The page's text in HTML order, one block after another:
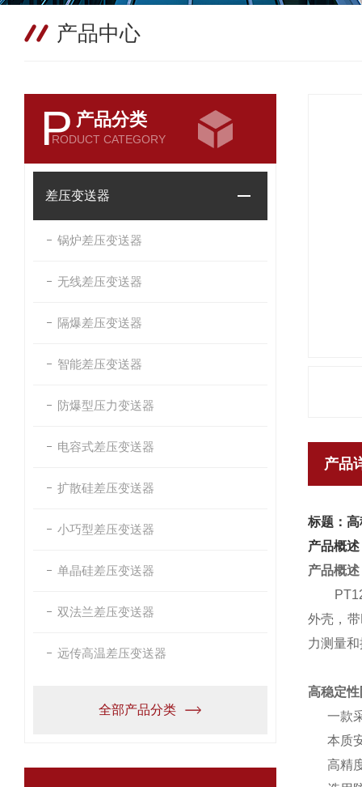
产品中心
P 产品分类
RODUCT CATEGORY
差压变送器
锅炉差压变送器
无线差压变送器
隔爆差压变送器
智能差压变送器
防爆型压力变送器
电容式差压变送器
扩散硅差压变送器
小巧型差压变送器
单晶硅差压变送器
双法兰差压变送器
远传高温差压变送器
全部产品分类
产品
标题：
产品概述
产品概述
外壳，
力测量
高稳定性
一款采
本质
高精度